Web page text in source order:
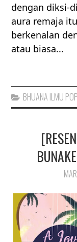
dengan diksi-
aura remaja
berkenalan
atau biasa...
BHUANA ILMU